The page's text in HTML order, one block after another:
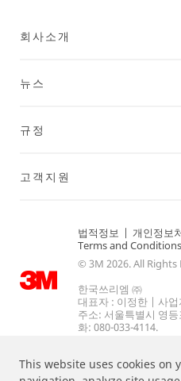
This website uses cookies on
회사소개
뉴스
규정
고객지원
법적정보 | 개인정보
Terms and Conditions
© 3M 2026. All Rights
한국쓰리엠 ㈜
대표자 : 이정한 | 사
주소: 서울특별시 영
화: 080-033-4114.